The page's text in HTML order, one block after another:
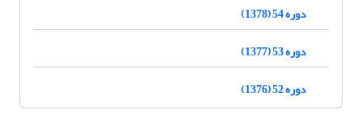
دوره 54 (1378)
دوره 53 (1377)
دوره 52 (1376)